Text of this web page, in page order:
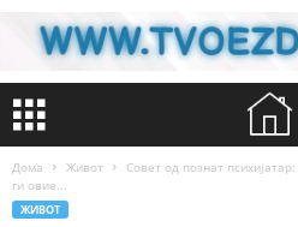
Дома Живот
Совет од познат
ги овие...
ЖИВОТ